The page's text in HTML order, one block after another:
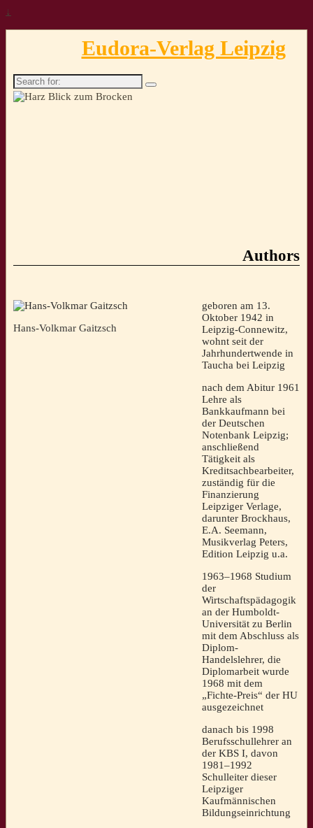
↓
Eudora-Verlag Leipzig
Search
for:
Authors
Hans-Volkmar Gaitzsch
geboren am 13.
Oktober 1942 in
Leipzig-Connewitz,
wohnt seit der
Jahrhundertwende in
Taucha bei Leipzig
nach dem Abitur 1961
Lehre als
Bankkaufmann bei
der Deutschen
Notenbank Leipzig;
anschließend
Tätigkeit als
Kreditsachbearbeiter,
zuständig für die
Finanzierung
Leipziger Verlage,
darunter Brockhaus,
E.A. Seemann,
Musikverlag Peters,
Edition Leipzig u.a.
1963–1968 Studium
der
Wirtschaftspädagogik
an der Humboldt-
Universität zu Berlin
mit dem Abschluss als
Diplom-
Handelslehrer, die
Diplomarbeit wurde
1968 mit dem
„Fichte-Preis“ der HU
ausgezeichnet
danach bis 1998
Berufsschullehrer an
der KBS I, davon
1981–1992
Schulleiter dieser
Leipziger
Kaufmännischen
Bildungseinrichtung